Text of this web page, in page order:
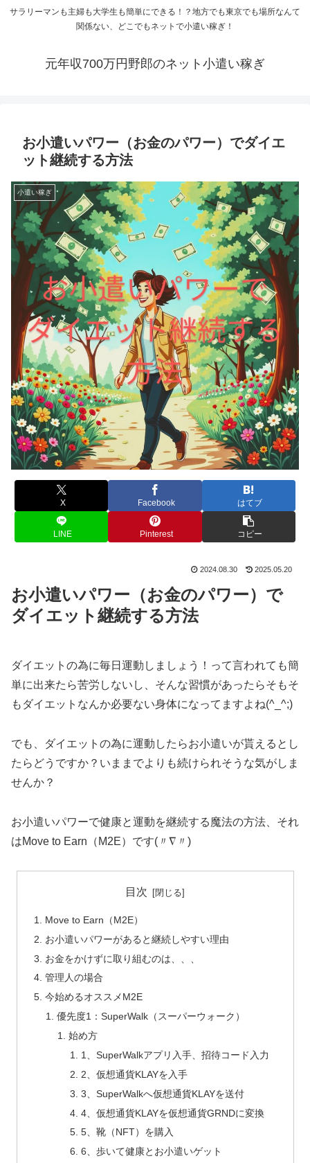
サラリーマンも主婦も大学生も簡単にできる！？地方でも東京でも場所なんて
関係ない、どこでもネットで小遣い稼ぎ！
元年収700万円野郎のネット小遣い稼ぎ
お小遣いパワー（お金のパワー）でダイエ
ット継続する方法
小遣い稼ぎ
X Facebook はてブ
LINE Pinterest コピー
2024.08.30 2025.05.20
お小遣いパワー（お金のパワー）で
ダイエット継続する方法
ダイエットの為に毎日運動しましょう！って言われても簡
単に出来たら苦労しないし、そんな習慣があったらそもそ
もダイエットなんか必要ない身体になってますよね(^_^;)
でも、ダイエットの為に運動したらお小遣いが貰えるとし
たらどうですか？いままでよりも続けられそうな気がしま
せんか？
お小遣いパワーで健康と運動を継続する魔法の方法、それ
はMove to Earn（M2E）です(〃∇〃)
目次
Move to Earn（M2E）
お小遣いパワーがあると継続しやすい理由
お金をかけずに取り組むのは、、、
管理人の場合
今始めるオススメM2E
優先度1：SuperWalk（スーパーウォーク）
始め方
1、SuperWalkアプリ入手、招待コード入力
2、仮想通貨KLAYを入手
3、SuperWalkへ仮想通貨KLAYを送付
4、仮想通貨KLAYを仮想通貨GRNDに変換
5、靴（NFT）を購入
6、歩いて健康とお小遣いゲット